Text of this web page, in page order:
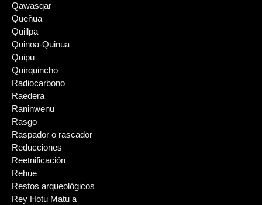
Qawasqar
Queñua
Quillpa
Quinoa-Quinua
Quipu
Quirquincho
Radiocarbono
Raedera
Raninwenu
Rasgo
Raspador o rascador
Reducciones
Reetnificación
Rehue
Restos arqueológicos
Rey Hotu Matu a